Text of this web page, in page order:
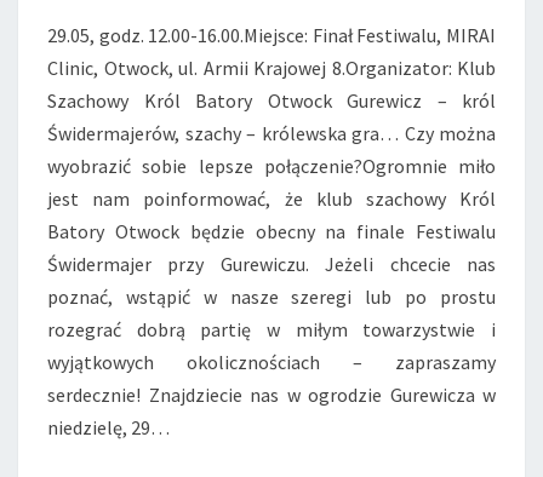
29.05, godz. 12.00-16.00.Miejsce: Finał Festiwalu, MIRAI
Clinic, Otwock, ul. Armii Krajowej 8.Organizator: Klub
Szachowy Król Batory Otwock Gurewicz – król
Świdermajerów, szachy – królewska gra… Czy można
wyobrazić sobie lepsze połączenie?Ogromnie miło
jest nam poinformować, że klub szachowy Król
Batory Otwock będzie obecny na finale Festiwalu
Świdermajer przy Gurewiczu. Jeżeli chcecie nas
poznać, wstąpić w nasze szeregi lub po prostu
rozegrać dobrą partię w miłym towarzystwie i
wyjątkowych okolicznościach – zapraszamy
serdecznie! Znajdziecie nas w ogrodzie Gurewicza w
niedzielę, 29…